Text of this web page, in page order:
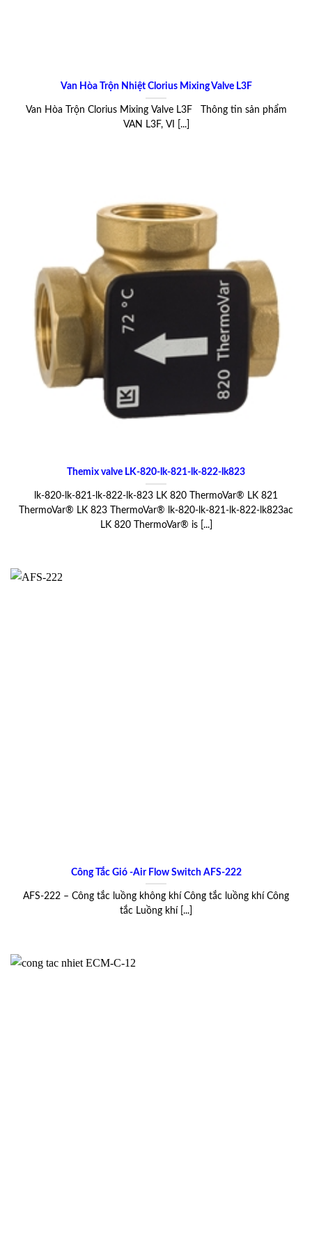
Van Hòa Trộn Nhiệt Clorius Mixing Valve L3F
Van Hòa Trộn Clorius Mixing Valve L3F Thông tin sản phẩm
VAN L3F, VI [...]
Themix valve LK-820-lk-821-lk-822-lk823
lk-820-lk-821-lk-822-lk-823 LK 820 ThermoVar® LK 821
ThermoVar® LK 823 ThermoVar® lk-820-lk-821-lk-822-lk823ac
LK 820 ThermoVar® is [...]
Công Tắc Gió -Air Flow Switch AFS-222
AFS-222 – Công tắc luồng không khí Công tắc luồng khí Công
tắc Luồng khí [...]